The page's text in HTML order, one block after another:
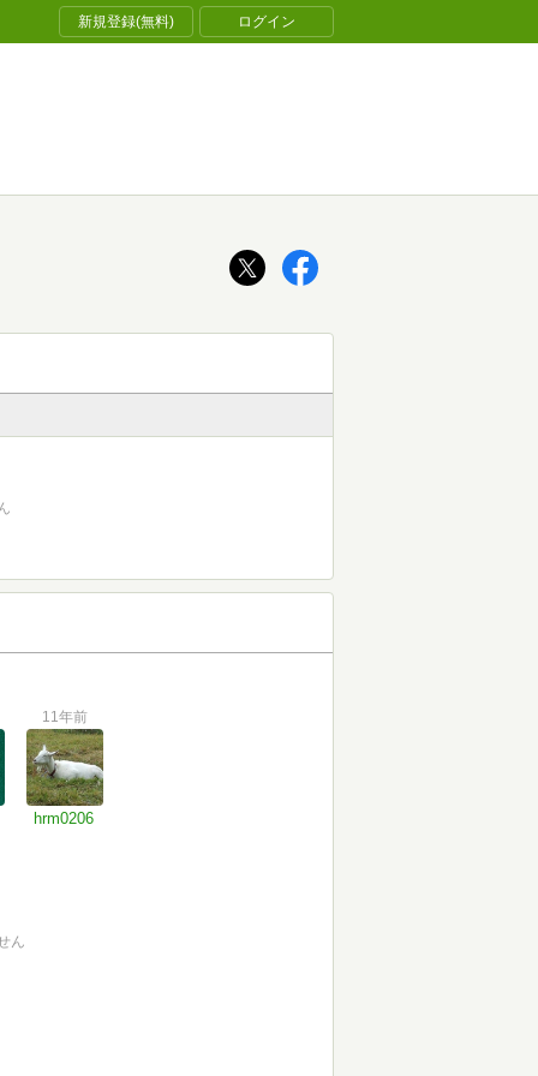
新規登録(無料) ログイン
11年前
hrm0206
ん